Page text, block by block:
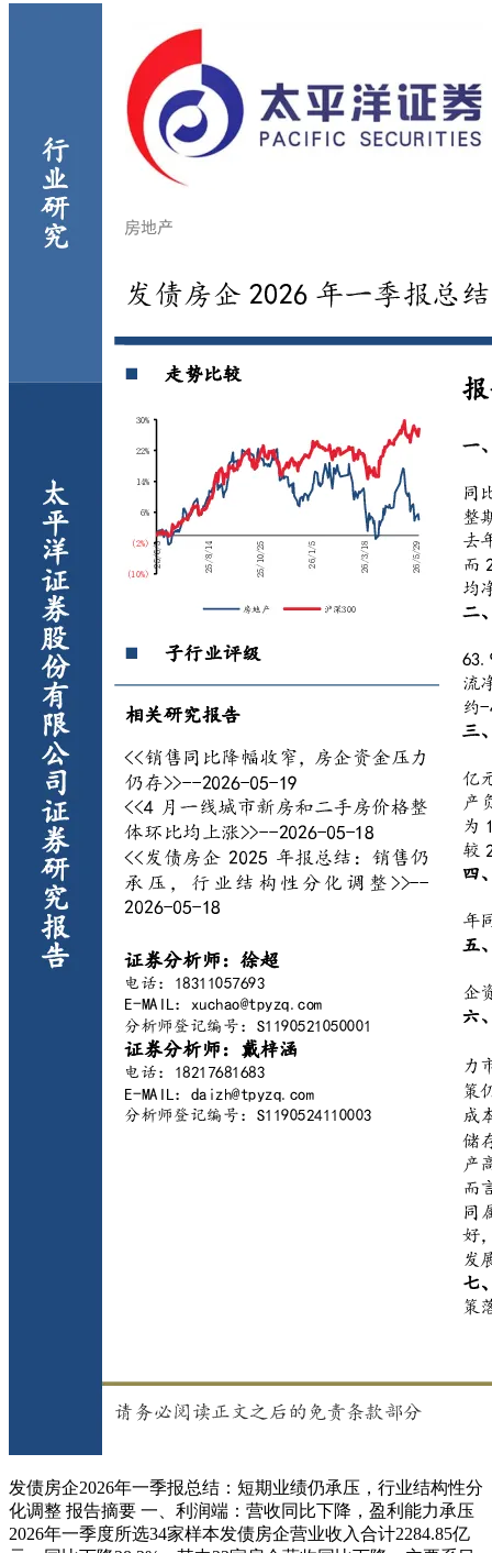
发债房企2026年一季报总结：短期业绩仍承压，行业结构性分
化调整 报告摘要 一、利润端：营收同比下降，盈利能力承压
2026年一季度所选34家样本发债房企营业收入合计2284.85亿